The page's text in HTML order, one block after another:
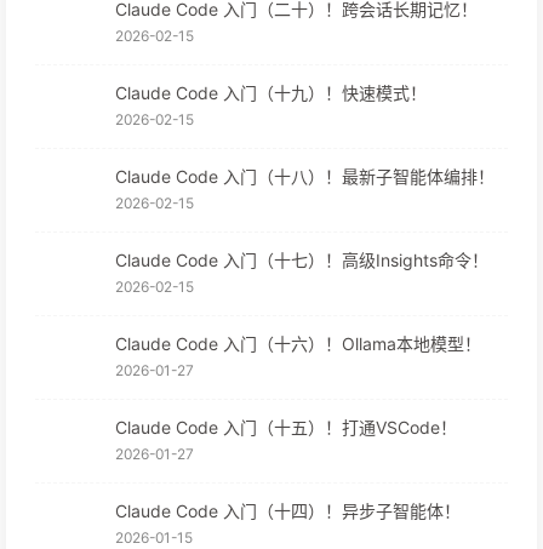
Claude Code 入门（二十）！跨会话长期记忆！
2026-02-15
Claude Code 入门（十九）！快速模式！
2026-02-15
Claude Code 入门（十八）！最新子智能体编排！
2026-02-15
Claude Code 入门（十七）！高级Insights命令！
2026-02-15
Claude Code 入门（十六）！Ollama本地模型！
2026-01-27
Claude Code 入门（十五）！打通VSCode！
2026-01-27
Claude Code 入门（十四）！异步子智能体！
2026-01-15